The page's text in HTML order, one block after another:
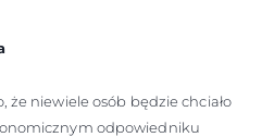
że niewiele osób będzie chciało
odpowiedniku